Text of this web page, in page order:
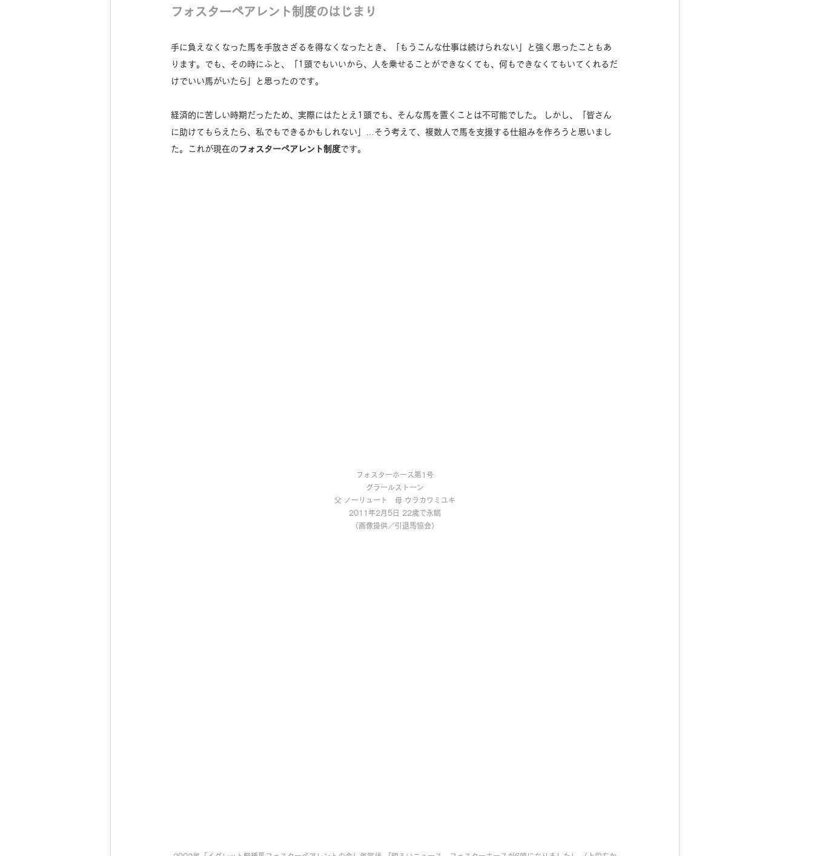
フォスターペアレント制度のはじまり
手に負えなくなった馬を手放さざるを得なくなったとき、「もうこんな仕事は続けられない」と強く思ったこともあ
ります。でも、その時にふと、「1頭でもいいから、人を乗せることができなくても、何もできなくてもいてくれるだ
けでいい馬がいたら」と思ったのです。
経済的に苦しい時期だったため、実際にはたとえ1頭でも、そんな馬を置くことは不可能でした。 しかし、「皆さん
に助けてもらえたら、私でもできるかもしれない」…そう考えて、複数人で馬を支援する仕組みを作ろうと思いまし
た。これが現在の フォスターペアレント制度です。
フォスターホース第1号
グラールストーン
父 ノーリュート　母 ウラカワミユキ
2011年2月5日 22歳で永眠
（画像提供／引退馬協会）